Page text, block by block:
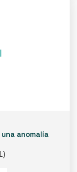
anomalía